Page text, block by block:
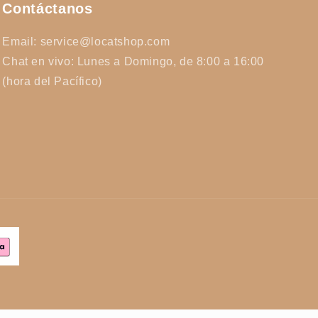
Contáctanos
Email: service@locatshop.com
Chat en vivo: Lunes a Domingo, de 8:00 a 16:00
(hora del Pacífico)